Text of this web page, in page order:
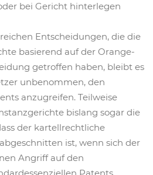
bei Gericht hinterlegen
Entscheidungen, die die
basierend auf der Orange-
getroffen haben, bleibt es
unbenommen, den
anzugreifen. Teilweise
bislang sogar die
der kartellrechtliche
ist, wenn sich der
Angriff auf den